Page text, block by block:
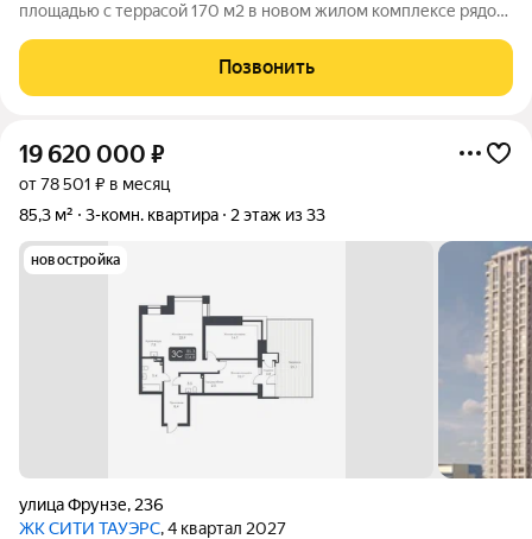
площадью с террасой 170 м2 в новом жилом комплексе рядом
необходимая инфраструктура, вблизи комплекса
расположены школы, детские сады,
Позвонить
19 620 000 ₽
от 78 501 ₽ в месяц
85,3 м²
3-комн. квартира 2 этаж из 33
новостройка
улица Фрунзе, 236
ЖК CИТИ ТАУЭРС, 4 квартал 2027